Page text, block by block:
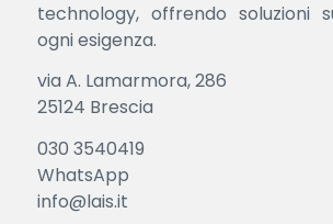
technology, offrendo soluzioni
ogni esigenza.
via A. Lamarmora, 286
25124 Brescia
030 3540419
WhatsApp
info@lais.it